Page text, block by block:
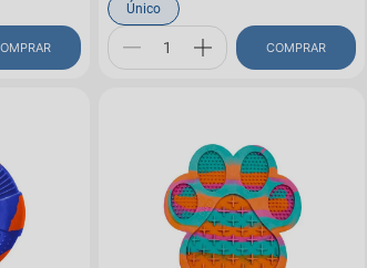
Único
COMPRAR